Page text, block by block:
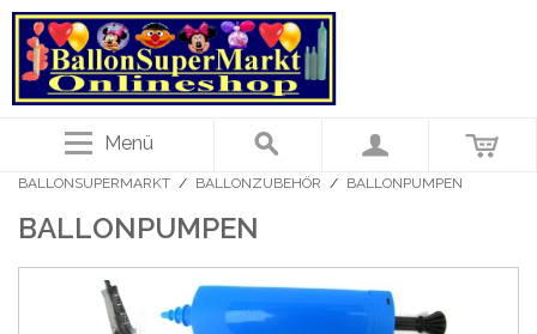
Menü
BALLONSUPERMARKT / BALLONZUBEHÖR / BALLONPUMPEN
BALLONPUMPEN